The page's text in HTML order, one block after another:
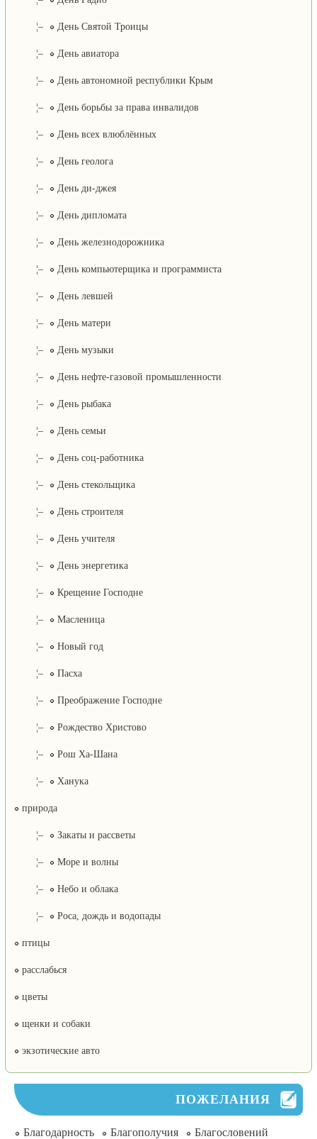
¦– День Святой Троицы
¦– День авиатора
¦– День автономной республики Крым
¦– День борьбы за права инвалидов
¦– День всех влюблённых
¦– День геолога
¦– День ди-джея
¦– День дипломата
¦– День железнодорожника
¦– День компьютерщика и программиста
¦– День левшей
¦– День матери
¦– День музыки
¦– День нефте-газовой промышленности
¦– День рыбака
¦– День семьи
¦– День соц-работника
¦– День стекольщика
¦– День строителя
¦– День учителя
¦– День энергетика
¦– Крещение Господне
¦– Масленица
¦– Новый год
¦– Пасха
¦– Преображение Господне
¦– Рождество Христово
¦– Рош Ха-Шана
¦– Ханука
природа
¦– Закаты и рассветы
¦– Море и волны
¦– Небо и облака
¦– Роса, дождь и водопады
птицы
расслабься
цветы
щенки и собаки
экзотические авто
ПОЖЕЛАНИЯ
Благодарность Благополучия
Благословений